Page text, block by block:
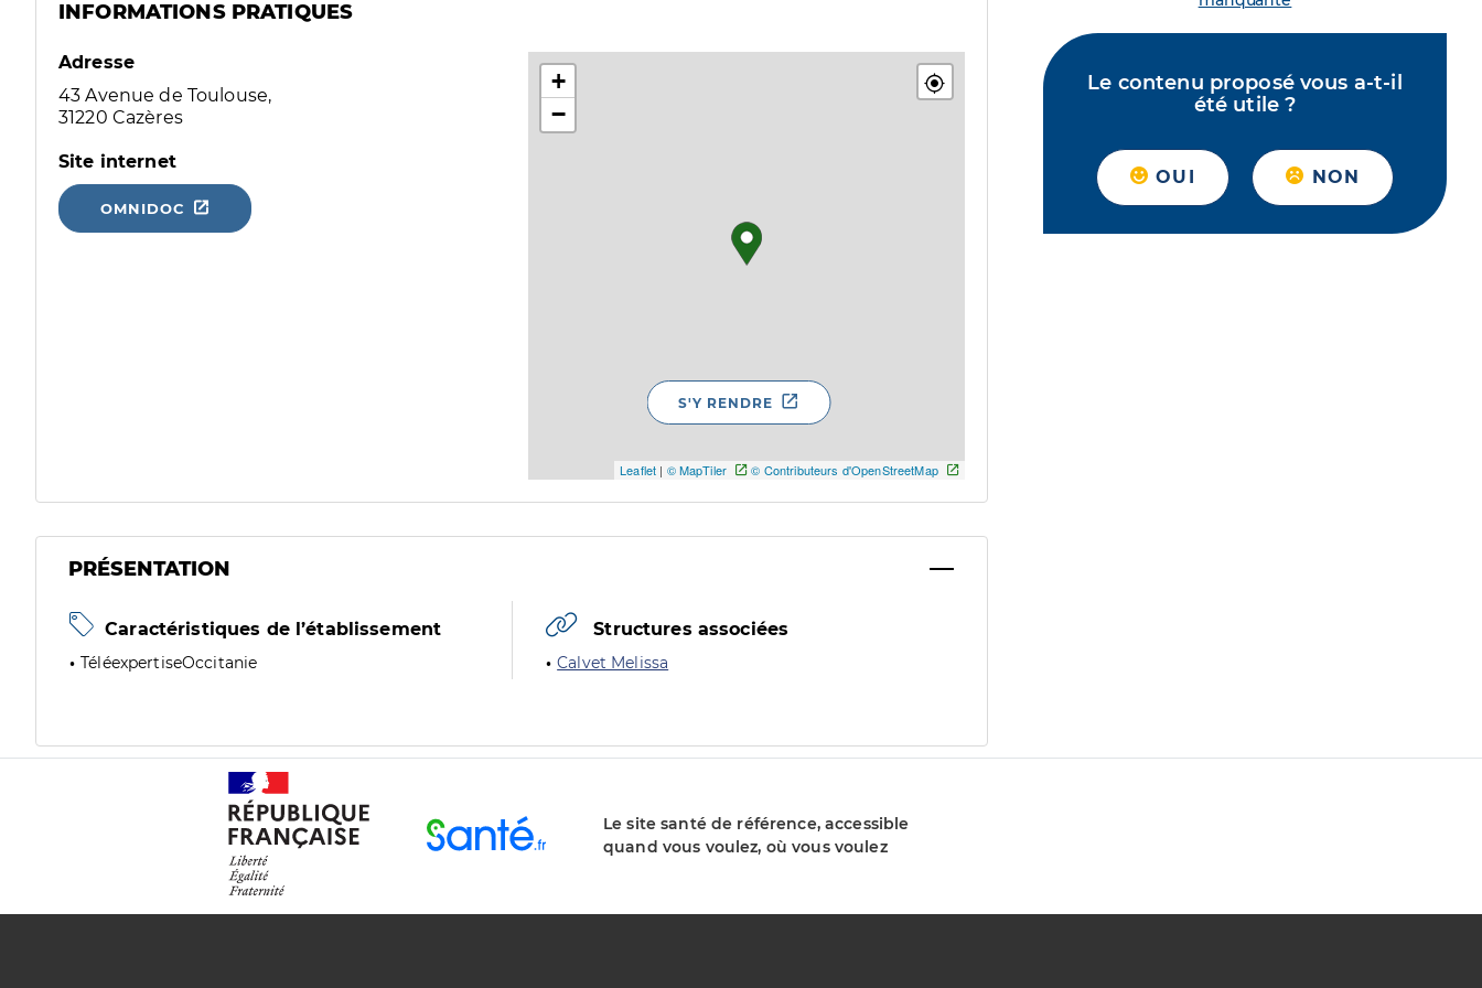
INFORMATIONS PRATIQUES
Adresse
43 Avenue de Toulouse,
31220 Cazères
Site internet
OMNIDOC
+
−
Leaflet | © MapTiler © Contributeurs d'OpenStreetMap
S'Y RENDRE
PRÉSENTATION
Caractéristiques de l’établissement
TéléexpertiseOccitanie
Structures associées
Calvet Melissa
Le contenu proposé vous a-t-il
été utile ?
OUI NON
Le site santé de référence, accessible
quand vous voulez, où vous voulez